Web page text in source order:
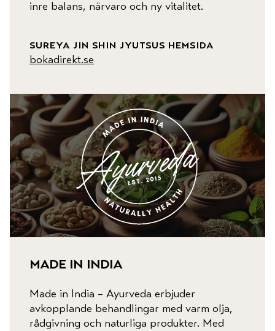
inre balans, närvaro och ny vitalitet.
sureya jin shin jyutsus hemsida
bokadirekt.se
made in india
Made in India – Ayurveda erbjuder
avkopplande behandlingar med varm olja,
rådgivning och naturliga produkter. Med